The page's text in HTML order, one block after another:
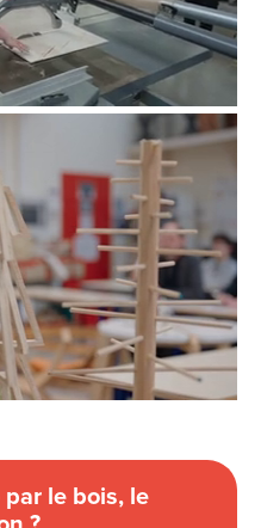
le bois, le